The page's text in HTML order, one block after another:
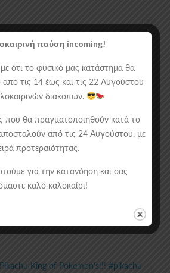
παύση incoming!
ότι το φυσικό μας κατάστημα θα
από τις 14 έως και τις 22 Αυγούστου
διακοπών.
που θα πραγματοποιηθούν κατά το
από τις 24 Αυγούστου, με
προτεραιότητας.
για την κατανόηση και σας
καλό καλοκαίρι!